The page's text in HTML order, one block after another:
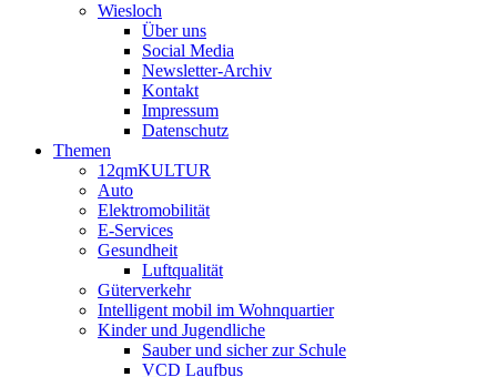
Wiesloch
Über uns
Social Media
Newsletter-Archiv
Kontakt
Impressum
Datenschutz
Themen
12qmKULTUR
Auto
Elektromobilität
E-Services
Gesundheit
Luftqualität
Güterverkehr
Intelligent mobil im Wohnquartier
Kinder und Jugendliche
Sauber und sicher zur Schule
VCD Laufbus